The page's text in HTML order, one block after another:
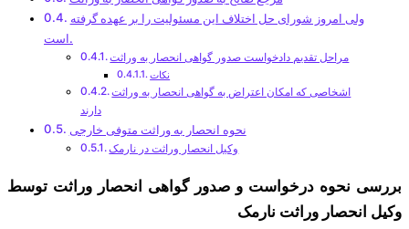
ولی امروز شورای حل اختلاف این مسئولیت را بر عهده گرفته
است.
مراحل تقدیم دادخواست صدور گواهی انحصار به وراثت
نکات
اشخاصی که امکان اعتراض به گواهی انحصار به وراثت
دارند
نحوه انحصار به وراثت متوفی خارجی
وکیل انحصار وراثت در نارمک
بررسی نحوه درخواست و صدور گواهی انحصار وراثت توسط
وکیل انحصار وراثت نارمک